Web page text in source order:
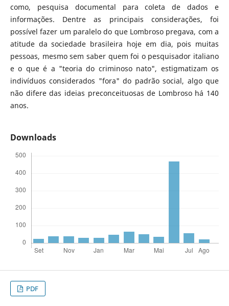
como, pesquisa documental para coleta de dados e
informações. Dentre as principais considerações, foi
possível fazer um paralelo do que Lombroso pregava, com a
atitude da sociedade brasileira hoje em dia, pois muitas
pessoas, mesmo sem saber quem foi o pesquisador italiano
e o que é a "teoria do criminoso nato", estigmatizam os
indivíduos considerados "fora" do padrão social, algo que
não difere das ideias preconceituosas de Lombroso há 140
anos.
Downloads
PDF